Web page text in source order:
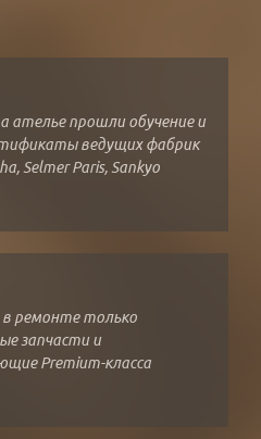
ателье прошли обучение и
ведущих фабрик
Selmer Paris, Sankyo
в ремонте только
запчасти и
Premium-класса